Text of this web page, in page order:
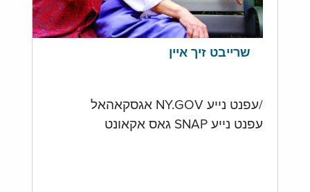
שרייבט זיך איין
/עפנט נייע NY.GOV אגסקאהאל
עפנט נייע SNAP גאס אקאונט